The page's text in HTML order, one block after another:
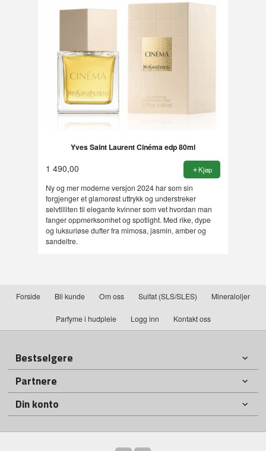
Yves Saint Laurent Cinéma edp 80ml
1 490,00 Kjøp
Ny og mer moderne versjon 2024 har som sin
forgjenger et glamorøst uttrykk og understreker
selvtilliten til elegante kvinner som vet hvordan man
fanger oppmerksomhet og spotlight. Med rike, dype
og luksuriøse dufter fra mimosa, jasmin, amber og
sandeltre.
Forside Bli kunde Om oss Sulfat (SLS/SLES) Mineraloljer
Parfyme i hudpleie Logg inn Kontakt oss
Bestselgere
Partnere
Din konto